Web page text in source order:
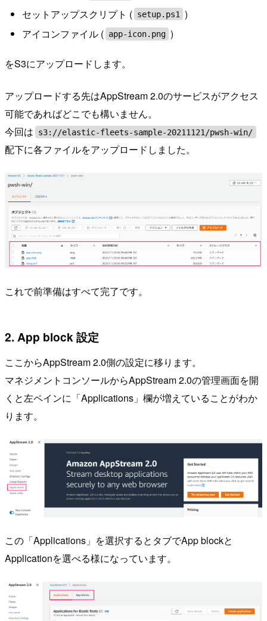
セットアップスクリプト ( setup.ps1
)
アイコンファイル ( app-icon.png )
をS3にアップロードします。
アップロードする先はAppStream 2.0のサービスがアクセス
可能であればどこでも構いません。
今回は
s3://elastic-fleets-sample-20211121/pwsh-win/
配下に各ファイルをアップロードしました。
これで前準備はすべて完了です。
2. App block 設定
ここからAppStream 2.0側の設定に移ります。
マネジメントコンソールからAppStream 2.0の管理画面を開
くと左ペインに「Applications」欄が増えていることがわか
ります。
この「Applications」を選択するとタブでApp blockと
Applicationを選べる様になっています。